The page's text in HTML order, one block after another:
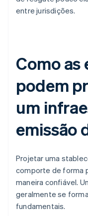
entre jurisdições.
Como as
podem
um
emissão
Projetar uma
comporte de forma
maneira confiável.
geralmente se
fundamentais.